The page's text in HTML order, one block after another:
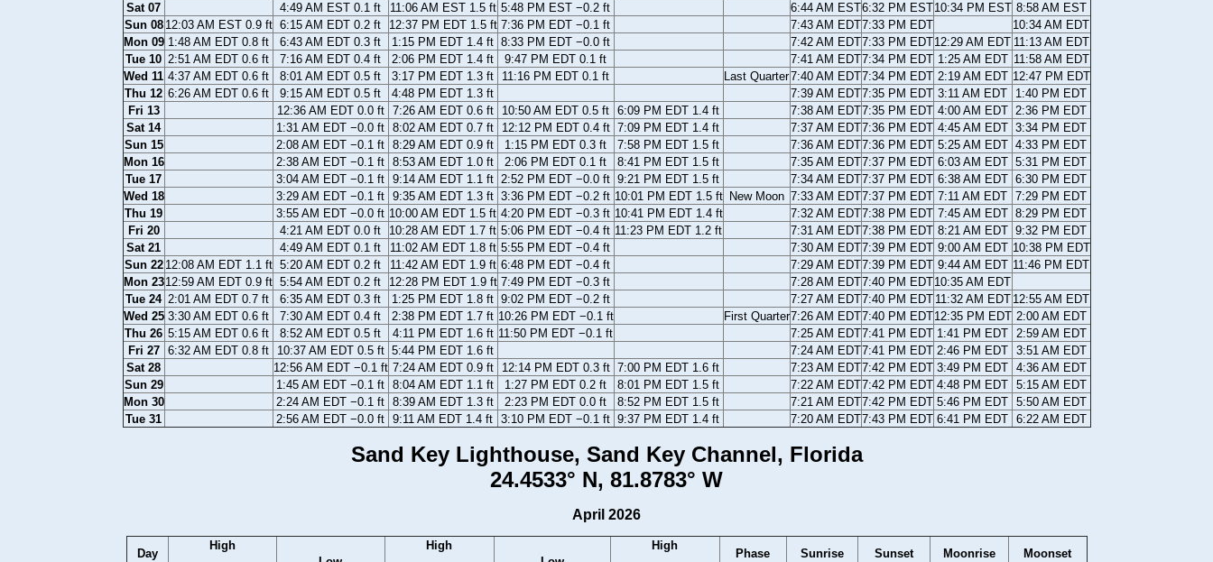
Sat 07
4:49 AM EST 0.1 ft 11:06 AM EST 1.5 ft 5:48 PM EST −0.2 ft 6:44 AM EST6:32 PM EST10:34 PM EST 8:58 AM EST
Sun 08 12:03 AM EST 0.9 ft 6:15 AM EDT 0.2 ft 12:37 PM EDT 1.5 ft 7:36 PM EDT −0.1 ft 7:43 AM EDT7:33 PM EDT
10:34 AM EDT
Mon 09 1:48 AM EDT 0.8 ft 6:43 AM EDT 0.3 ft 1:15 PM EDT 1.4 ft 8:33 PM EDT −0.0 ft 7:42 AM EDT7:33 PM EDT12:29 AM EDT 11:13 AM EDT
Tue 10 2:51 AM EDT 0.6 ft 7:16 AM EDT 0.4 ft 2:06 PM EDT 1.4 ft 9:47 PM EDT 0.1 ft 7:41 AM EDT7:34 PM EDT 1:25 AM EDT 11:58 AM EDT
Wed 11 4:37 AM EDT 0.6 ft 8:01 AM EDT 0.5 ft 3:17 PM EDT 1.3 ft 11:16 PM EDT 0.1 ft Last Quarter7:40 AM EDT7:34 PM EDT 2:19 AM EDT 12:47 PM EDT
Thu 12 6:26 AM EDT 0.6 ft 9:15 AM EDT 0.5 ft 4:48 PM EDT 1.3 ft 7:39 AM EDT7:35 PM EDT 3:11 AM EDT
1:40 PM EDT
Fri 13
12:36 AM EDT 0.0 ft 7:26 AM EDT 0.6 ft 10:50 AM EDT 0.5 ft 6:09 PM EDT 1.4 ft 7:38 AM EDT7:35 PM EDT 4:00 AM EDT 2:36 PM EDT
Sat 14
1:31 AM EDT −0.0 ft 8:02 AM EDT 0.7 ft 12:12 PM EDT 0.4 ft 7:09 PM EDT 1.4 ft 7:37 AM EDT7:36 PM EDT 4:45 AM EDT 3:34 PM EDT
Sun 15
2:08 AM EDT −0.1 ft 8:29 AM EDT 0.9 ft 1:15 PM EDT 0.3 ft 7:58 PM EDT 1.5 ft 7:36 AM EDT7:36 PM EDT 5:25 AM EDT 4:33 PM EDT
Mon 16
2:38 AM EDT −0.1 ft 8:53 AM EDT 1.0 ft 2:06 PM EDT 0.1 ft 8:41 PM EDT 1.5 ft 7:35 AM EDT7:37 PM EDT 6:03 AM EDT 5:31 PM EDT
Tue 17
3:04 AM EDT −0.1 ft 9:14 AM EDT 1.1 ft 2:52 PM EDT −0.0 ft 9:21 PM EDT 1.5 ft 7:34 AM EDT7:37 PM EDT 6:38 AM EDT 6:30 PM EDT
Wed 18
3:29 AM EDT −0.1 ft 9:35 AM EDT 1.3 ft 3:36 PM EDT −0.2 ft 10:01 PM EDT 1.5 ft New Moon 7:33 AM EDT7:37 PM EDT 7:11 AM EDT 7:29 PM EDT
Thu 19
3:55 AM EDT −0.0 ft 10:00 AM EDT 1.5 ft 4:20 PM EDT −0.3 ft 10:41 PM EDT 1.4 ft 7:32 AM EDT7:38 PM EDT 7:45 AM EDT 8:29 PM EDT
Fri 20
4:21 AM EDT 0.0 ft 10:28 AM EDT 1.7 ft 5:06 PM EDT −0.4 ft 11:23 PM EDT 1.2 ft 7:31 AM EDT7:38 PM EDT 8:21 AM EDT 9:32 PM EDT
Sat 21
4:49 AM EDT 0.1 ft 11:02 AM EDT 1.8 ft 5:55 PM EDT −0.4 ft 7:30 AM EDT7:39 PM EDT 9:00 AM EDT 10:38 PM EDT
Sun 22 12:08 AM EDT 1.1 ft 5:20 AM EDT 0.2 ft 11:42 AM EDT 1.9 ft 6:48 PM EDT −0.4 ft 7:29 AM EDT7:39 PM EDT 9:44 AM EDT 11:46 PM EDT
Mon 2312:59 AM EDT 0.9 ft 5:54 AM EDT 0.2 ft 12:28 PM EDT 1.9 ft 7:49 PM EDT −0.3 ft 7:28 AM EDT7:40 PM EDT10:35 AM EDT
Tue 24 2:01 AM EDT 0.7 ft 6:35 AM EDT 0.3 ft 1:25 PM EDT 1.8 ft 9:02 PM EDT −0.2 ft 7:27 AM EDT7:40 PM EDT 11:32 AM EDT 12:55 AM EDT
Wed 25 3:30 AM EDT 0.6 ft 7:30 AM EDT 0.4 ft 2:38 PM EDT 1.7 ft 10:26 PM EDT −0.1 ft First Quarter7:26 AM EDT7:40 PM EDT12:35 PM EDT 2:00 AM EDT
Thu 26 5:15 AM EDT 0.6 ft 8:52 AM EDT 0.5 ft 4:11 PM EDT 1.6 ft 11:50 PM EDT −0.1 ft 7:25 AM EDT7:41 PM EDT 1:41 PM EDT 2:59 AM EDT
Fri 27
6:32 AM EDT 0.8 ft 10:37 AM EDT 0.5 ft 5:44 PM EDT 1.6 ft 7:24 AM EDT7:41 PM EDT 2:46 PM EDT 3:51 AM EDT
Sat 28
12:56 AM EDT −0.1 ft 7:24 AM EDT 0.9 ft 12:14 PM EDT 0.3 ft 7:00 PM EDT 1.6 ft 7:23 AM EDT7:42 PM EDT 3:49 PM EDT 4:36 AM EDT
Sun 29
1:45 AM EDT −0.1 ft 8:04 AM EDT 1.1 ft 1:27 PM EDT 0.2 ft 8:01 PM EDT 1.5 ft 7:22 AM EDT7:42 PM EDT 4:48 PM EDT 5:15 AM EDT
Mon 30
2:24 AM EDT −0.1 ft 8:39 AM EDT 1.3 ft 2:23 PM EDT 0.0 ft 8:52 PM EDT 1.5 ft 7:21 AM EDT7:42 PM EDT 5:46 PM EDT 5:50 AM EDT
Tue 31
2:56 AM EDT −0.0 ft 9:11 AM EDT 1.4 ft 3:10 PM EDT −0.1 ft 9:37 PM EDT 1.4 ft 7:20 AM EDT7:43 PM EDT 6:41 PM EDT 6:22 AM EDT
Sand Key Lighthouse, Sand Key Channel, Florida
24.4533° N, 81.8783° W
April 2026
Day
High
High
High
Phase Sunrise Sunset Moonrise
Moonset